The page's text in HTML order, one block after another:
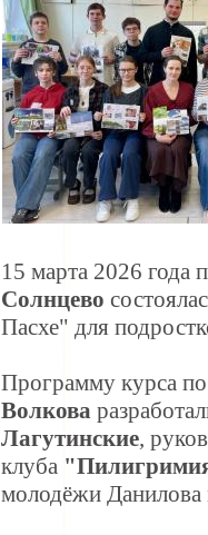
15 марта 2026 года
Солнцево
Пасхе" для
Программу курса
Волкова
Лагутинские,
клуба
молодёжи